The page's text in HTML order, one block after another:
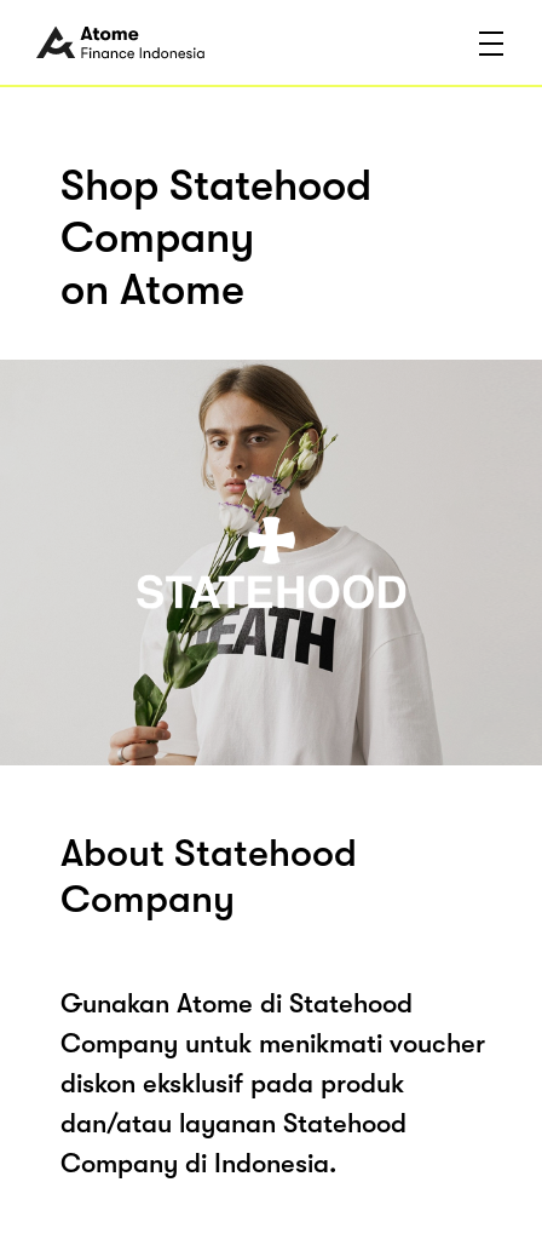
Shop Statehood
Company
on Atome
About Statehood
Company
Gunakan Atome di Statehood
Company untuk menikmati voucher
diskon eksklusif pada produk
dan/atau layanan Statehood
Company di Indonesia.